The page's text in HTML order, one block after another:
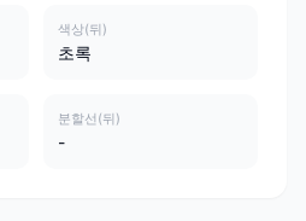
색상(뒤)
초록
분할선(뒤)
-